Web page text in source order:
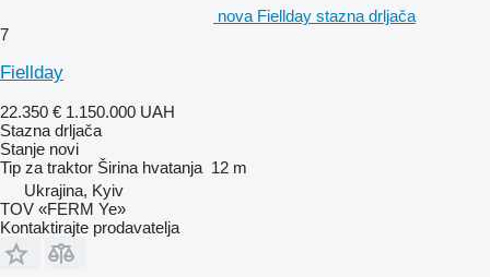
nova Fiellday stazna drljača
7
Fiellday
22.350 € 1.150.000 UAH
Stazna drljača
Stanje novi
Tip za traktor Širina hvatanja 12 m
Ukrajina, Kyiv
TOV «FERM Ye»
Kontaktirajte prodavatelja